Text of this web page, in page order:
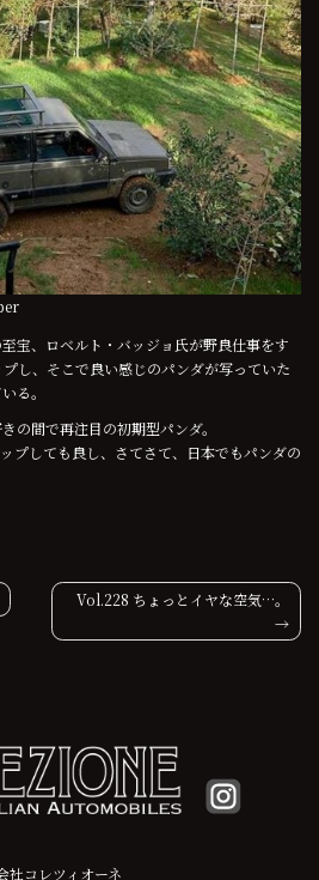
宝、ロベルト・バッジョ氏が野良仕事をす
し、そこで良い感じのパンダが写っていた
る。
の間で再注目の初期型パンダ。
プしても良し、さてさて、日本でもパンダの
Vol.228 ちょっとイヤな空気…。
社コレツィオーネ